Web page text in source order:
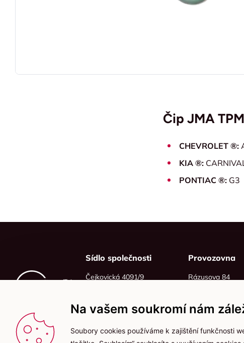
Čip JMA
CHEVROLET ®:
KIA ®:
PONTIAC ®: G3
Sídlo společnosti
Čejkovická 4091/9
IČO: 06215319
DIČ: CZ06215319
Provozovna
Rázusova 84
Na vašem soukromí nám
Soubory cookies používáme k zajištění funkčnosti